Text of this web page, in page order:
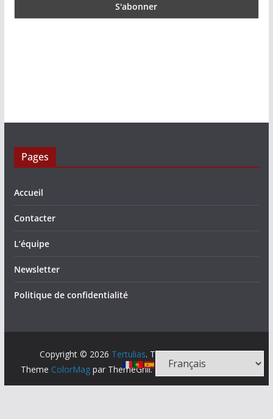
Pages
Accueil
Contacter
L’équipe
Newsletter
Politique de confidentialité
Copyright © 2026 Tertulias. Tous droits réservés.
Theme ColorMagpar ThemeGrill. Propulsé par